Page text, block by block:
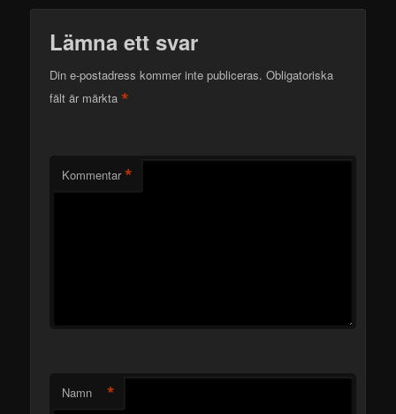
Lämna ett svar
Din e-postadress kommer inte publiceras. Obligatoriska
fält är märkta*
Kommentar *
Namn *